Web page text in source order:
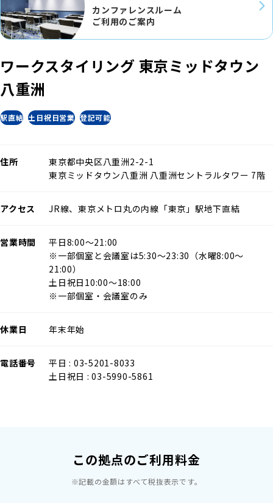
カンファレンスルーム
ご利用のご案内
ワークスタイリング 東京ミッドタウン
八重洲
駅直結 土日祝日営業 登記可能
住所
東京都中央区八重洲2-2-1
東京ミッドタウン八重洲 八重洲セントラルタワー 7階
アクセス JR線、東京メトロ丸の内線「東京」駅地下直結
営業時間
平日8:00～21:00
※一部個室と会議室は5:30～23:30（水曜8:00〜
21:00）
土日祝日10:00～18:00
※一部個室・会議室のみ
休業日 年末年始
電話番号
平日 : 03-5201-8033
土日祝日 : 03-5990-5861
この拠点のご利用料金
※記載の​金額は​すべて​税抜表示です。​